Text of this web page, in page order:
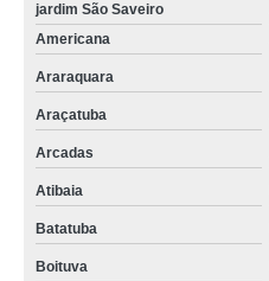
jardim São Saveiro
Americana
Araraquara
Araçatuba
Arcadas
Atibaia
Batatuba
Boituva